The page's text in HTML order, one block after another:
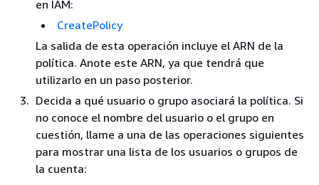
en IAM:
CreatePolicy
La salida de esta operación incluye el ARN de la
política. Anote este ARN, ya que tendrá que
utilizarlo en un paso posterior.
Decida a qué usuario o grupo asociará la política. Si
no conoce el nombre del usuario o el grupo en
cuestión, llame a una de las operaciones siguientes
para mostrar una lista de los usuarios o grupos de
la cuenta: